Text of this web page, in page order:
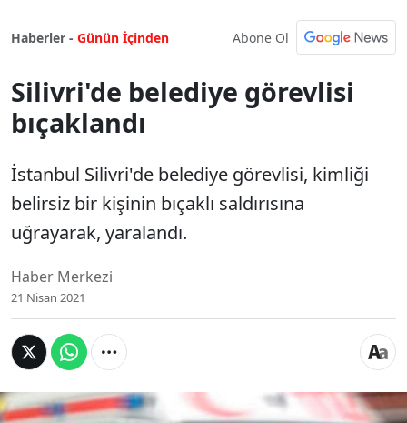
Haberler - Günün İçinden Abone Ol
Silivri'de belediye görevlisi
bıçaklandı
İstanbul Silivri'de belediye görevlisi, kimliği
belirsiz bir kişinin bıçaklı saldırısına
uğrayarak, yaralandı.
Haber Merkezi
21 Nisan 2021